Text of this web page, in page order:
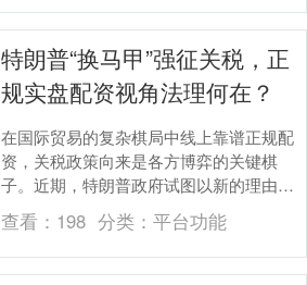
特朗普“换马甲”强征关税，正
规实盘配资视角法理何在？
在国际贸易的复杂棋局中线上靠谱正规配
资，关税政策向来是各方博弈的关键棋
子。近期，特朗普政府试图以新的理由再
度强征关税，这一举动犹如投入平静湖面
的巨石，激起层层涟....
查看： 198 分类： 平台功能